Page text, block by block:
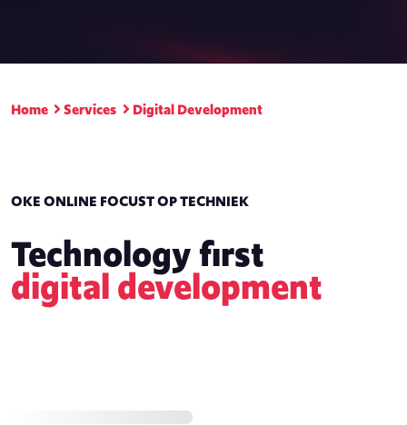
Home Services Digital Development
OKE ONLINE FOCUST OP TECHNIEK
Technology first
digital development